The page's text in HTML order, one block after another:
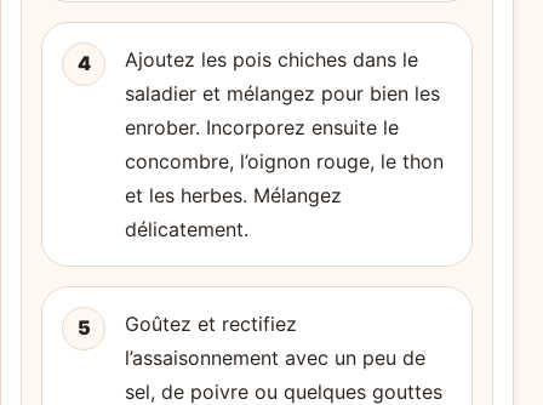
4
Ajoutez les pois chiches dans le
saladier et mélangez pour bien les
enrober. Incorporez ensuite le
concombre, l’oignon rouge, le thon
et les herbes. Mélangez
délicatement.
5
Goûtez et rectifiez
l’assaisonnement avec un peu de
sel, de poivre ou quelques gouttes